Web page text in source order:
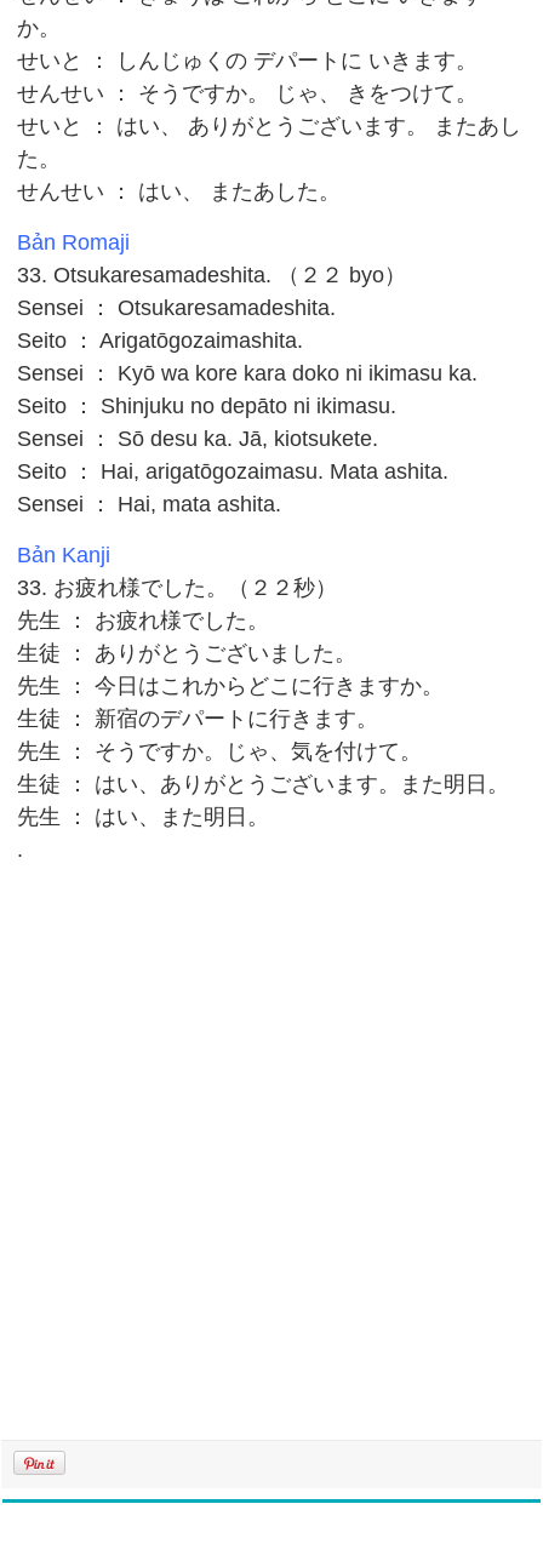
か。
せいと ： しんじゅくの デパートに いきます。
せんせい ： そうですか。 じゃ、 きをつけて。
せいと ： はい、 ありがとうございます。 またあし
た。
せんせい ： はい、 またあした。
Bản Romaji
33. Otsukaresamadeshita. （２２ byo）
Sensei ： Otsukaresamadeshita.
Seito ： Arigatōgozaimashita.
Sensei ： Kyō wa kore kara doko ni ikimasu ka.
Seito ： Shinjuku no depāto ni ikimasu.
Sensei ： Sō desu ka. Jā, kiotsukete.
Seito ： Hai, arigatōgozaimasu. Mata ashita.
Sensei ： Hai, mata ashita.
Bản Kanji
33. お疲れ様でした。（２２秒）
先生 ： お疲れ様でした。
生徒 ： ありがとうございました。
先生 ： 今日はこれからどこに行きますか。
生徒 ： 新宿のデパートに行きます。
先生 ： そうですか。じゃ、気を付けて。
生徒 ： はい、ありがとうございます。また明日。
先生 ： はい、また明日。
.